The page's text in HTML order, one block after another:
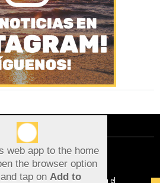
PUBLICIDAD
web app to the home
the browser option
tap on Add to
el Uso de cookies:
cookies nuestras y de terceros para el